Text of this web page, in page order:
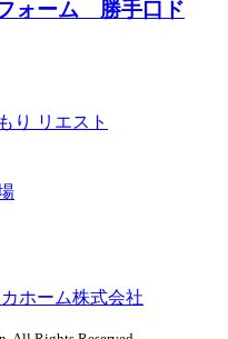
ォーム 勝手口ド
ホーム株式会社